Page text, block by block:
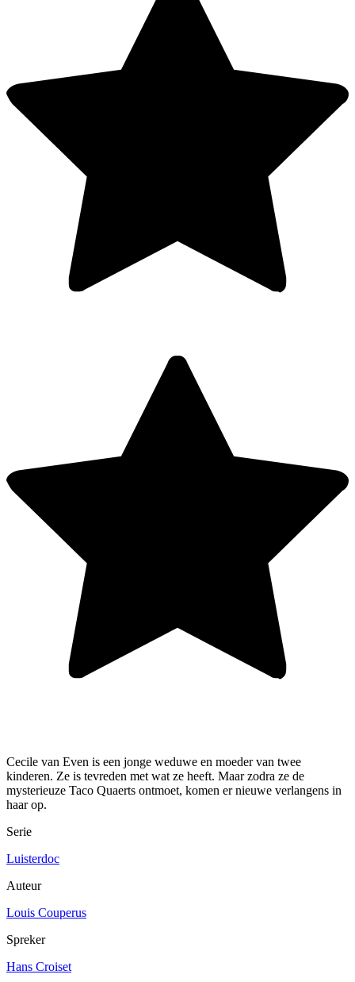
Cecile van Even is een jonge weduwe en moeder van twee
kinderen. Ze is tevreden met wat ze heeft. Maar zodra ze de
mysterieuze Taco Quaerts ontmoet, komen er nieuwe verlangens in
haar op.
Serie
Luisterdoc
Auteur
Louis Couperus
Spreker
Hans Croiset